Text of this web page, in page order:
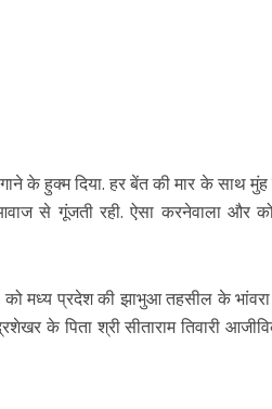
के हुक्म दिया. हर बेंत की मार के साथ मुंह से
से गूंजती रही. ऐसा करनेवाला और
मध्य प्रदेश की झाभुआ तहसील के
के पिता श्री सीताराम तिवारी